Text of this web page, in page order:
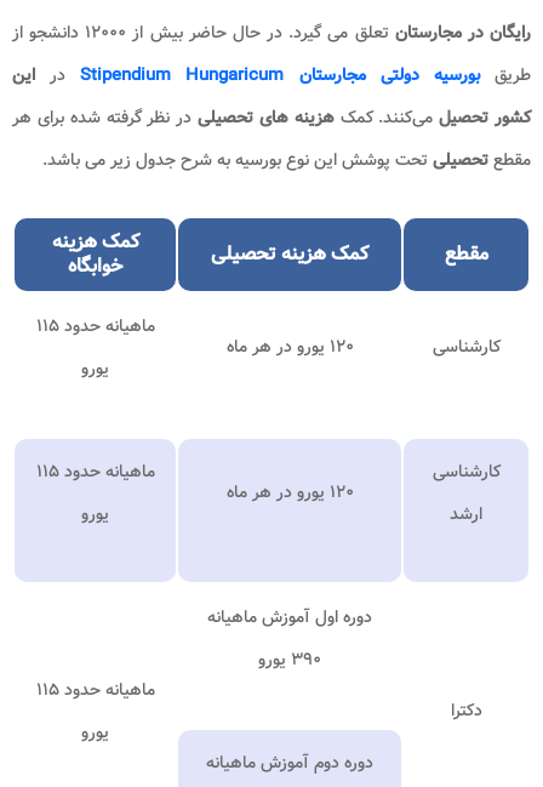
رایگان در مجارستان
تعلق می گیرد. در حال حاضر بیش از ۱۲۰۰۰ دانشجو از
طریقبورسیه دولتی مجارستان Stipendium Hungaricum دراین
کشور تحصیلمی‌کنند. کمکهزینه های تحصیلی در نظر گرفته شده برای هر
مقطعتحصیلی تحت پوشش این نوع بورسیه به شرح جدول زیر می باشد.
مقطع کمکهزینه تحصیلی کمکهزینه
خوابگاه
کارشناسی ۱۲۰ یورو در هر ماه
ماهیانه حدود ۱۱۵
یورو
کارشناسی
ارشد
۱۲۰ یورو در هر ماه
ماهیانه حدود ۱۱۵
یورو
دکترا
دوره اول آموزش ماهیانه
۳۹۰ یورو
ماهیانه حدود ۱۱۵
یورو
دوره دوم آموزش ماهیانه